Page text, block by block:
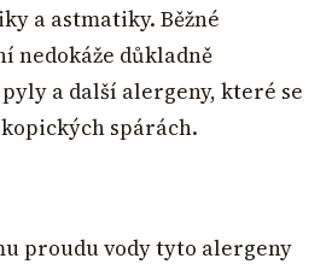
a astmatiky. Běžné
nedokáže důkladně
a další alergeny, které se
spárách.
proudu vody tyto alergeny